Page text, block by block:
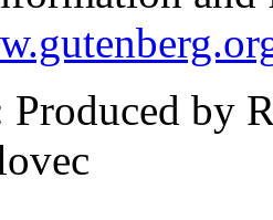
Produced by